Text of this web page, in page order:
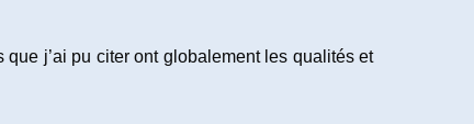
j’ai pu citer ont globalement les qualités et